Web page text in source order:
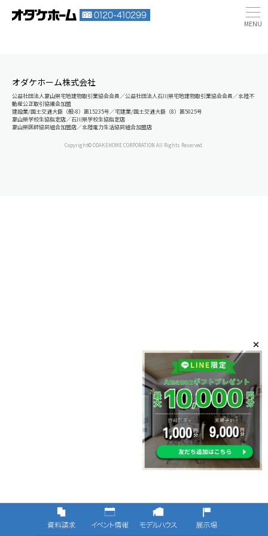
オダケホーム株式会社
公益社団法人富山県宅地建物取引業協会会員／公益社団法人石川県宅地建物取引業協会会員／北陸不
動産公正取引協議会加盟
建設業/国土交通大臣（般-8）第15235号／宅建業/国土交通大臣（8）第5025号
富山県学校生協指定店／石川県学校生協指定店
富山県医師協同組合加盟店／北陸電力生活協同組合加盟店
Copyright© ODAKEHOME CORPORATION All Rights Reserved.